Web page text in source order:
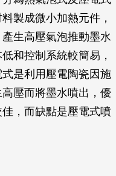
製成微小加熱元件，
生高壓氣泡推動墨水
和控制系統較簡易，
是利用壓電陶瓷因施
壓而將墨水噴出，優
，而缺點是壓電式噴